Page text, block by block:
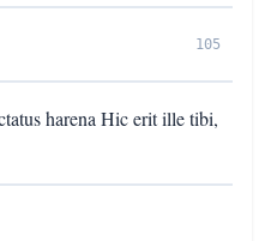
105
harena Hic erit ille tibi,